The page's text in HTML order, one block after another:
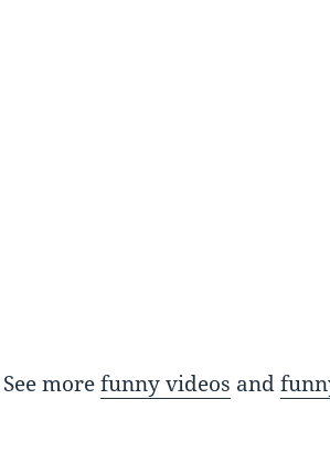
See morefunny videos and